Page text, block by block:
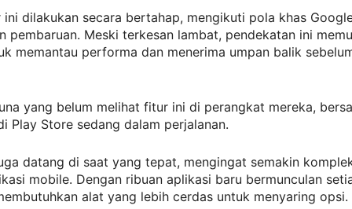
dilakukan secara bertahap, mengikuti pola khas
pembaruan. Meski terkesan lambat, pendekatan ini
memantau performa dan menerima umpan balik
yang belum melihat fitur ini di perangkat mereka,
Play Store sedang dalam perjalanan.
datang di saat yang tepat, mengingat semakin
mobile. Dengan ribuan aplikasi baru bermunculan
alat yang lebih cerdas untuk menyaring opsi.